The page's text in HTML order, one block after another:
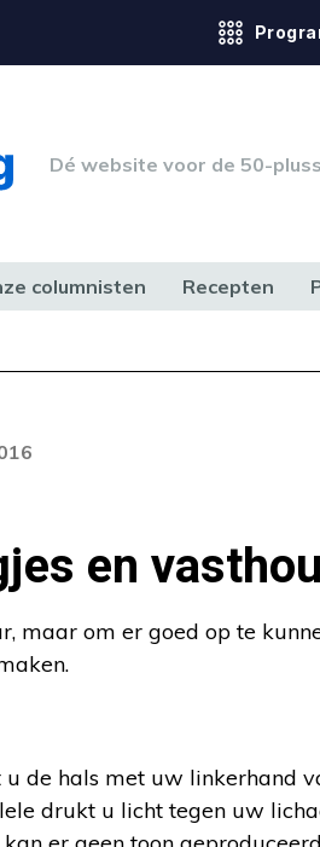
Dé website voor de 50-
columnisten Recepten
en
maar om er goed op te
de hals met uw linkerhand
drukt u licht tegen uw